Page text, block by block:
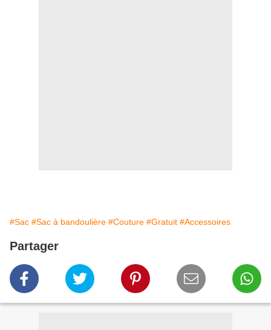
#Sac #Sac à bandoulière #Couture #Gratuit #Accessoires
Partager